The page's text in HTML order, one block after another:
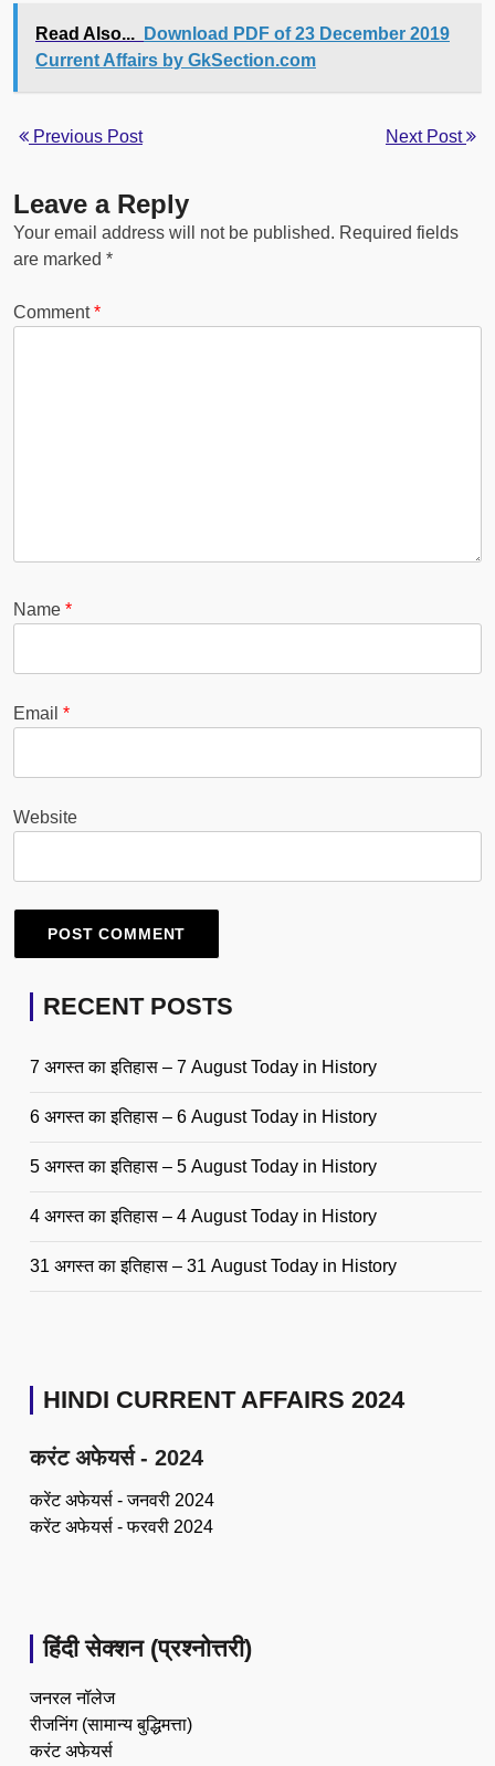
Read Also...
Download PDF of 23 December 2019
Current Affairs by GkSection.com
Previous Post Next Post
Leave a Reply
Your email address will not be published. Required fields
are marked *
Comment*
Name *
Email *
Website
RECENT POSTS
7 अगस्त का इतिहास – 7 August Today in History
6 अगस्त का इतिहास – 6 August Today in History
5 अगस्त का इतिहास – 5 August Today in History
4 अगस्त का इतिहास – 4 August Today in History
31 अगस्त का इतिहास – 31 August Today in History
HINDI CURRENT AFFAIRS 2024
करंट अफेयर्स - 2024
करेंट अफेयर्स - जनवरी 2024
करेंट अफेयर्स - फरवरी 2024
हिंदी सेक्शन (प्रश्नोत्तरी)
जनरल नॉलेज
रीजनिंग (सामान्य बुद्धिमत्ता)
करंट अफेयर्स